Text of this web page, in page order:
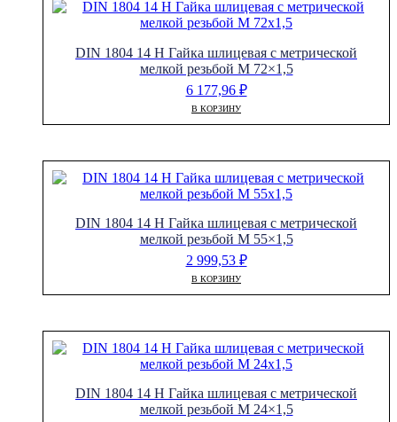
DIN 1804 14 H Гайка шлицевая с метрической
мелкой резьбой M 72×1,5
6 177,96 ₽
В КОРЗИНУ
DIN 1804 14 H Гайка шлицевая с метрической
мелкой резьбой M 55×1,5
2 999,53 ₽
В КОРЗИНУ
DIN 1804 14 H Гайка шлицевая с метрической
мелкой резьбой M 24×1,5